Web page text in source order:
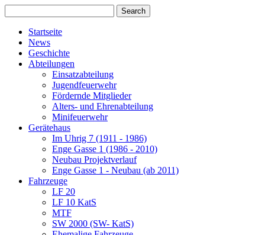
Startseite
News
Geschichte
Abteilungen
Einsatzabteilung
Jugendfeuerwehr
Fördernde Mitglieder
Alters- und Ehrenabteilung
Minifeuerwehr
Gerätehaus
Im Uhrig 7 (1911 - 1986)
Enge Gasse 1 (1986 - 2010)
Neubau Projektverlauf
Enge Gasse 1 - Neubau (ab 2011)
Fahrzeuge
LF 20
LF 10 KatS
MTF
SW 2000 (SW- KatS)